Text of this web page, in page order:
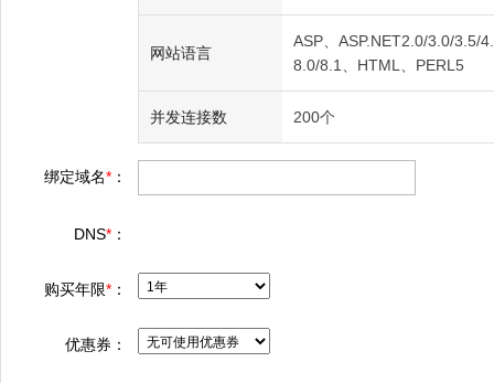
网站语言
ASP、ASP.NET2.0/3.0/3.5/
8.0/8.1、HTML、PERL5
并发连接数 200个
绑定域名* ：
DNS* ：
购买年限* ：
优惠券：